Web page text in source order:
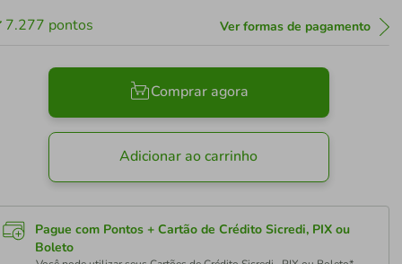
7.277 pontos Ver formas de pagamento
Comprar agora
Adicionar ao carrinho
Pague com Pontos + Cartão de Crédito Sicredi, PIX ou
Boleto